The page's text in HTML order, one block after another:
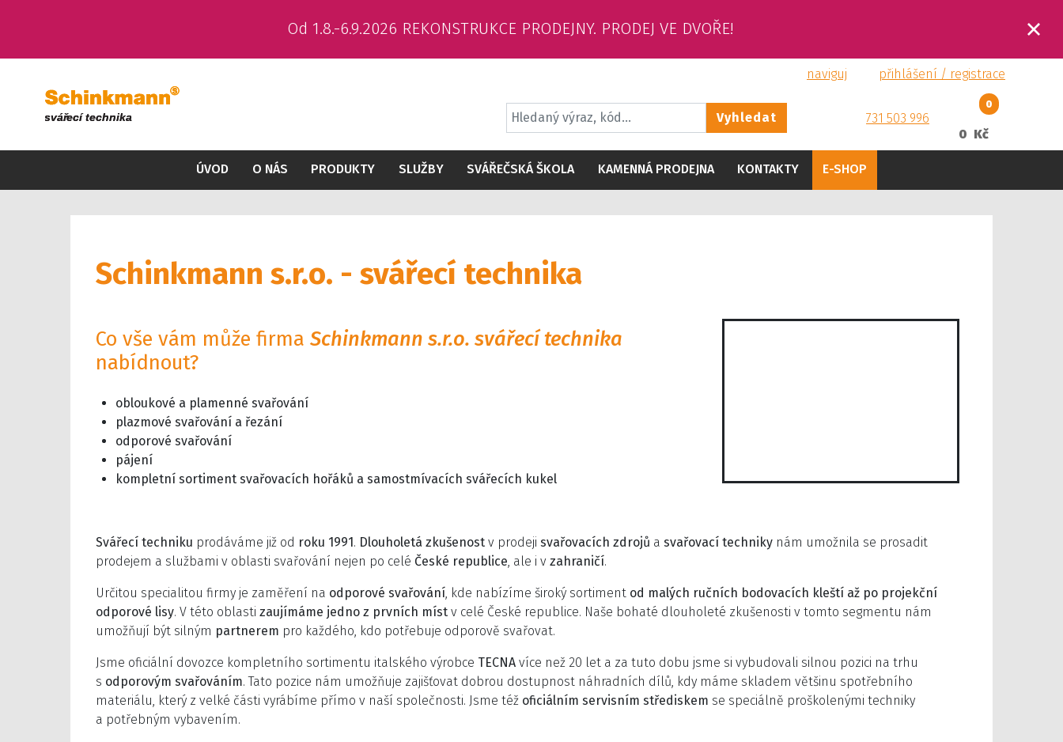
Od 1.8.-6.9.2026 REKONSTRUKCE PRODEJNY. PRODEJ VE DVOŘE!
přihlášení / registrace
naviguj
0
0 Kč
731 503 996
Vyhledat
ÚVOD O NÁS PRODUKTY SLUŽBY SVÁŘEČSKÁ ŠKOLA KAMENNÁ PRODEJNA KONTAKTY E-SHOP
Schinkmann s.r.o. - svářecí technika
Co vše vám může firma Schinkmann s.r.o. svářecí technika
nabídnout?
obloukové a plamenné svařování
plazmové svařování a řezání
odporové svařování
pájení
kompletní sortiment svařovacích hořáků a samostmívacích svářecích kukel
Svářecí techniku prodáváme již od roku 1991. Dlouholetá zkušenost v prodeji svařovacích zdrojů a svařovací techniky nám umožnila se prosadit
prodejem a službami v oblasti svařování nejen po celé České republice , ale i v zahraničí.
Určitou specialitou firmy je zaměření na odporové svařování , kde nabízíme široký sortiment od malých ručních bodovacích kleští až po projekční
odporové lisy. V této oblasti zaujímáme jedno z prvních míst v celé České republice. Naše bohaté dlouholeté zkušenosti v tomto segmentu nám
umožňují být silným partnerem pro každého, kdo potřebuje odporově svařovat.
Jsme oficiální dovozce kompletního sortimentu italského výrobce TECNA více než 20 let a za tuto dobu jsme si vybudovali silnou pozici na trhu
s odporovým svařováním. Tato pozice nám umožňuje zajišťovat dobrou dostupnost náhradních dílů, kdy máme skladem většinu spotřebního
materiálu, který z velké části vyrábíme přímo v naší společnosti. Jsme též oficiálním servisním střediskem se speciálně proškolenými techniky
a potřebným vybavením.